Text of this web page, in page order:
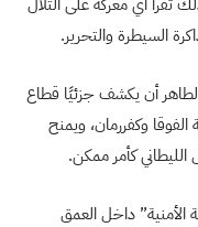
السيطرة والتحرير.
أن يكشف جزئيًا قطاع
وكفررمان، ويمنح
الليطاني كأمر ممكن.
الأمنية” داخل العمق